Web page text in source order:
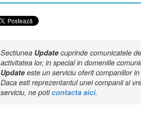
Sectiunea Update cuprinde comunicatele
activitatea lor, in special in domeniile
Update este un serviciu oferit companiilor
Daca esti reprezentantul unei companii si
serviciu, ne poticontacta aici.